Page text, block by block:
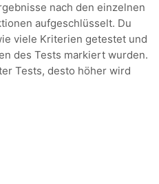
nach den einzelnen
aufgeschlüsselt. Du
viele Kriterien getestet und
des Tests markiert wurden.
Tests, desto höher wird